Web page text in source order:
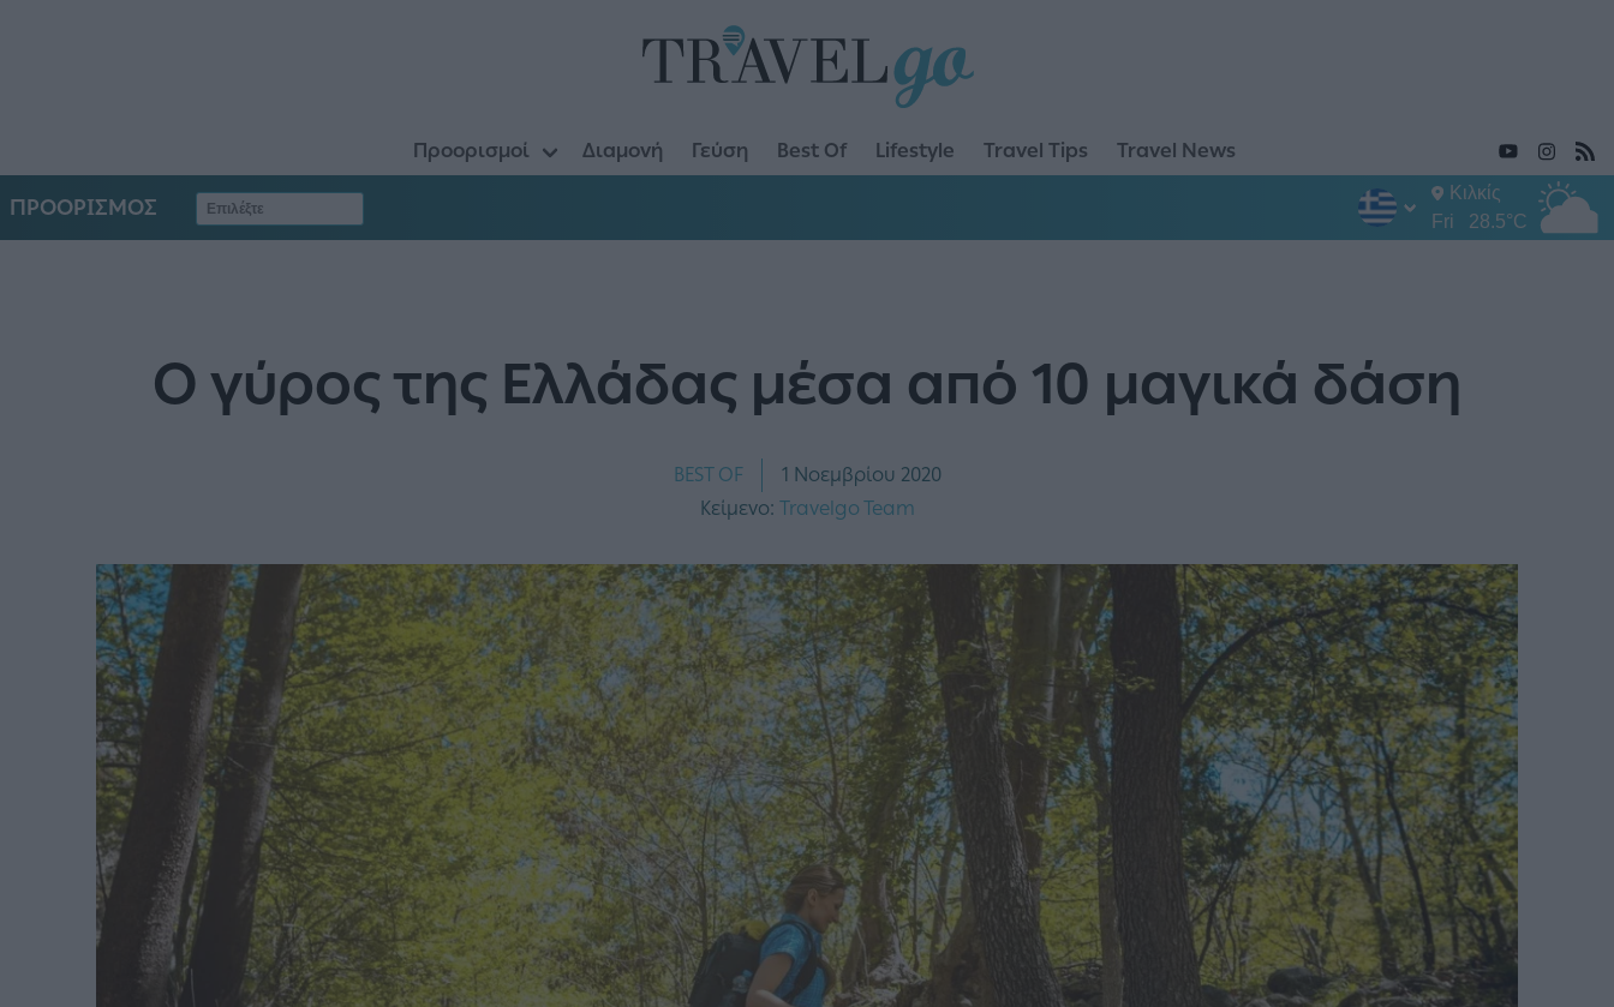
Προορισμοί Διαμονή Γεύση Best Of Lifestyle Travel Tips Travel News
ΠΡΟΟΡΙΣΜΟΣ
Κιλκίς
Fri
28.5°C
Ο γύρος της Ελλάδας μέσα από 10 μαγικά δάση
BEST OF
1 Νοεμβρίου 2020
Κείμενο: Travelgo Team